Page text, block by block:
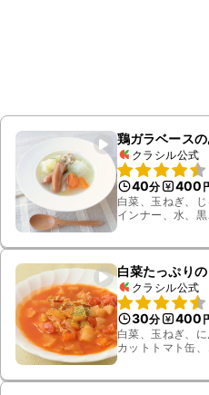
鶏ガラベース
クラシル公式
40分 400
白菜、玉ねぎ、
インナー、水、
白菜たっぷり
クラシル公式
30分 400
白菜、玉ねぎ、
カットトマト缶